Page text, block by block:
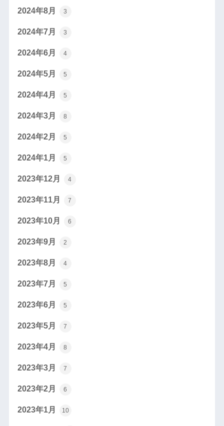
2024年8月 3
2024年7月 3
2024年6月 4
2024年5月 5
2024年4月 5
2024年3月 8
2024年2月 5
2024年1月 5
2023年12月 4
2023年11月 7
2023年10月 6
2023年9月 2
2023年8月 4
2023年7月 5
2023年6月 5
2023年5月 7
2023年4月 8
2023年3月 7
2023年2月 6
2023年1月 10